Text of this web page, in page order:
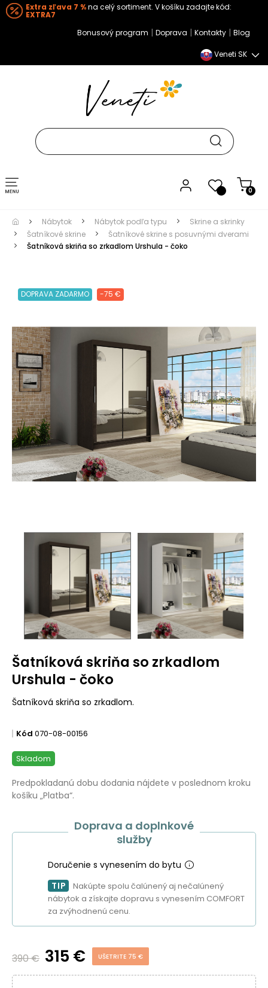
Extra zľava 7 %na celý sortiment. V košíku zadajte kód:
EXTRA7
Bonusový program | Doprava | Kontakty | Blog
Veneti SK
0
Toggle navigation
Nábytok Nábytok podľa typu
Skrine a skrinky
Šatníkové skrine
Šatníkové skrine s posuvnými dverami
Šatníková skriňa so zrkadlom Urshula - čoko
DOPRAVA ZADARMO -75 €
Šatníková skriňa so zrkadlom
Urshula - čoko
Šatníková skriňa so zrkadlom.
Kód 070-08-00156
Skladom
Predpokladanú dobu dodania nájdete v poslednom kroku
košíku „Platba“.
Doprava a doplnkové
služby
Doručenie s vynesením do bytu
TIP
Nakúpte spolu čalúnený aj nečalúnený
nábytok a získajte dopravu s vynesením COMFORT
za zvýhodnenú cenu.
390 € 315 € UŠETRITE 75 €